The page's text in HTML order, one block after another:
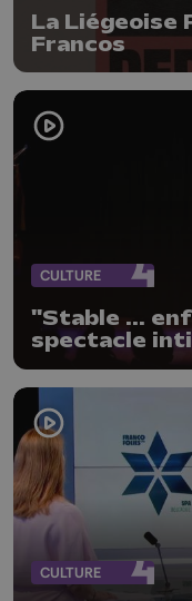
La Liégeoise
Francos
CULTURE
"Stable ...
spectacle
CULTURE